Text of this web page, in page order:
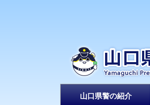
山口県警の紹介